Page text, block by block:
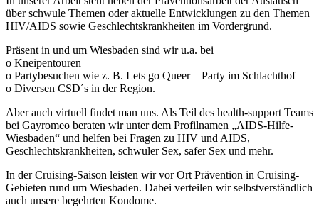
über schwule Themen oder aktuelle Entwicklungen zu den Themen
HIV/AIDS sowie Geschlechtskrankheiten im Vordergrund.
Präsent in und um Wiesbaden sind wir u.a. bei
o Kneipentouren
o Partybesuchen wie z. B. Lets go Queer – Party im Schlachthof
o Diversen CSD´s in der Region.
Aber auch virtuell findet man uns. Als Teil des health-support Teams
bei Gayromeo beraten wir unter dem Profilnamen „AIDS-Hilfe-
Wiesbaden“ und helfen bei Fragen zu HIV und AIDS,
Geschlechtskrankheiten, schwuler Sex, safer Sex und mehr.
In der Cruising-Saison leisten wir vor Ort Prävention in Cruising-
Gebieten rund um Wiesbaden. Dabei verteilen wir selbstverständlich
auch unsere begehrten Kondome.